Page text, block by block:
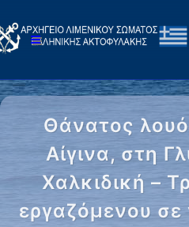
Θάνατος
Αίγινα, στη
Χαλκιδική –
εργαζόμενου σε